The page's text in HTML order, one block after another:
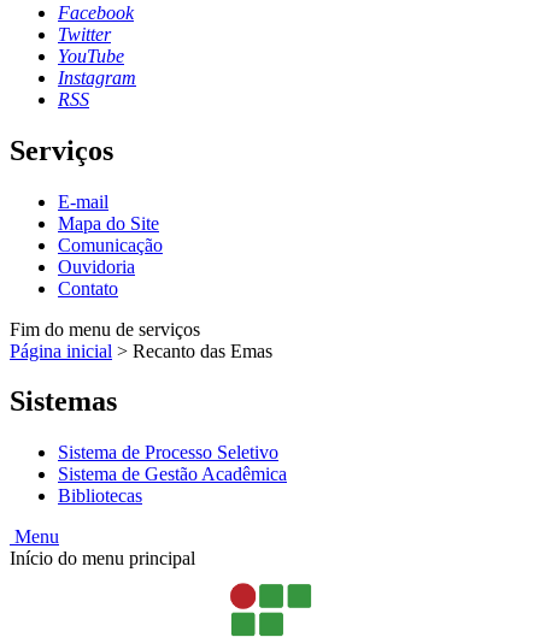
Facebook
Twitter
YouTube
Instagram
RSS
Serviços
E-mail
Mapa do Site
Comunicação
Ouvidoria
Contato
Fim do menu de serviços
Página inicial > Recanto das Emas
Sistemas
Sistema de Processo Seletivo
Sistema de Gestão Acadêmica
Bibliotecas
Menu
Início do menu principal